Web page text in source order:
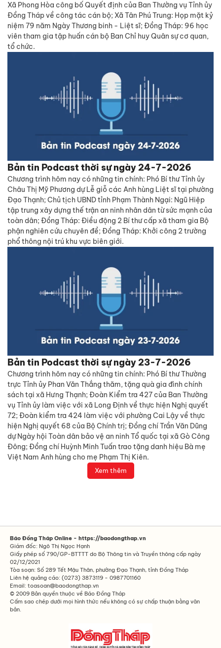
Xã Phong Hòa công bố Quyết định của Ban Thường vụ Tỉnh ủy
Đồng Tháp về công tác cán bộ; Xã Tân Phú Trung: Họp mặt kỷ
niệm 79 năm Ngày Thương binh - Liệt sĩ; Đồng Tháp: 96 học
viên tham gia tập huấn cán bộ Ban Chỉ huy Quân sự cơ quan,
tổ chức.
Bản tin Podcast thời sự ngày 24-7-2026
Chương trình hôm nay có những tin chính: Phó Bí thư Tỉnh ủy
Châu Thị Mỹ Phương dự Lễ giỗ các Anh hùng Liệt sĩ tại phường
Đạo Thạnh; Chủ tịch UBND tỉnh Phạm Thành Ngại: Ngũ Hiệp
tập trung xây dựng thế trận an ninh nhân dân từ sức mạnh của
toàn dân; Đồng Tháp: Điều động 2 Bí thư cấp xã tham gia Bộ
phận nghiên cứu chuyên đề; Đồng Tháp: Khởi công 2 trường
phổ thông nội trú khu vực biên giới.
Bản tin Podcast thời sự ngày 23-7-2026
Chương trình hôm nay có những tin chính: Phó Bí thư Thường
trực Tỉnh ủy Phan Văn Thắng thăm, tặng quà gia đình chính
sách tại xã Hưng Thạnh; Đoàn Kiểm tra 427 của Ban Thường
vụ Tỉnh ủy làm việc với xã Long Định về thực hiện Nghị quyết
72; Đoàn kiểm tra 424 làm việc với phường Cai Lậy về thực
hiện Nghị quyết 68 của Bộ Chính trị; Đồng chí Trần Văn Dũng
dự Ngày hội Toàn dân bảo vệ an ninh Tổ quốc tại xã Gò Công
Đông; Đồng chí Huỳnh Minh Tuấn trao tặng danh hiệu Bà mẹ
Việt Nam Anh hùng cho mẹ Phạm Thị Kiên.
Xem thêm
Báo Đồng Tháp Online - https://baodongthap.vn
Giám đốc: Ngô Thị Ngọc Hạnh
Giấy phép số 790/GP-BTTTT do Bộ Thông tin và Truyền thông cấp ngày
02/12/2021
Tòa soạn: Số 289 Tết Mậu Thân, phường Đạo Thạnh, tỉnh Đồng Tháp
Liên hệ quảng cáo: (0273) 3873119 - 0987701160
Email: toasoan@baodongthap.vn
© 2009 Bản quyền thuộc về Báo Đồng Tháp
Cấm sao chép dưới mọi hình thức nếu không có sự chấp thuận bằng văn
bản.